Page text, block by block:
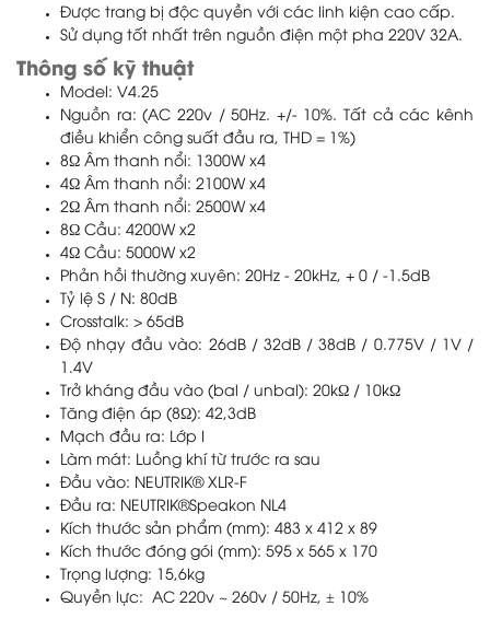
Được trang bị độc quyền với các linh kiện cao cấp.
Sử dụng tốt nhất trên nguồn điện một pha 220V 32A.
Thông số kỹ thuật
Model: V4.25
Nguồn ra: (AC 220v / 50Hz. +/- 10%. Tất cả các kênh
điều khiển công suất đầu ra, THD = 1%)
8Ω Âm thanh nổi: 1300W x4
4Ω Âm thanh nổi: 2100W x4
2Ω Âm thanh nổi: 2500W x4
8Ω Cầu: 4200W x2
4Ω Cầu: 5000W x2
Phản hồi thường xuyên: 20Hz - 20kHz, + 0 / -1.5dB
Tỷ lệ S / N: 80dB
Crosstalk: > 65dB
Độ nhạy đầu vào: 26dB / 32dB / 38dB / 0.775V / 1V /
1.4V
Trở kháng đầu vào (bal / unbal): 20kΩ / 10kΩ
Tăng điện áp (8Ω): 42,3dB
Mạch đầu ra: Lớp I
Làm mát: Luồng khí từ trước ra sau
Đầu vào: NEUTRIK® XLR-F
Đầu ra: NEUTRIK®Speakon NL4
Kích thước sản phẩm (mm): 483 x 412 x 89
Kích thước đóng gói (mm): 595 x 565 x 170
Trọng lượng: 15,6kg
Quyền lực: AC 220v ~ 260v / 50Hz, ± 10%